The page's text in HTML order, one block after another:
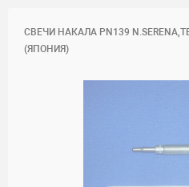
СВЕЧИ НАКАЛА PN139
(ЯПОНИЯ)